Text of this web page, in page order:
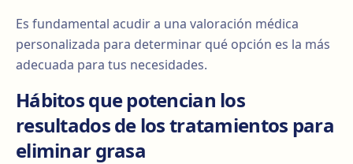
Es fundamental acudir a una valoración médica
personalizada para determinar qué opción es la más
adecuada para tus necesidades.
Hábitos que potencian los
resultados de los tratamientos para
eliminar grasa